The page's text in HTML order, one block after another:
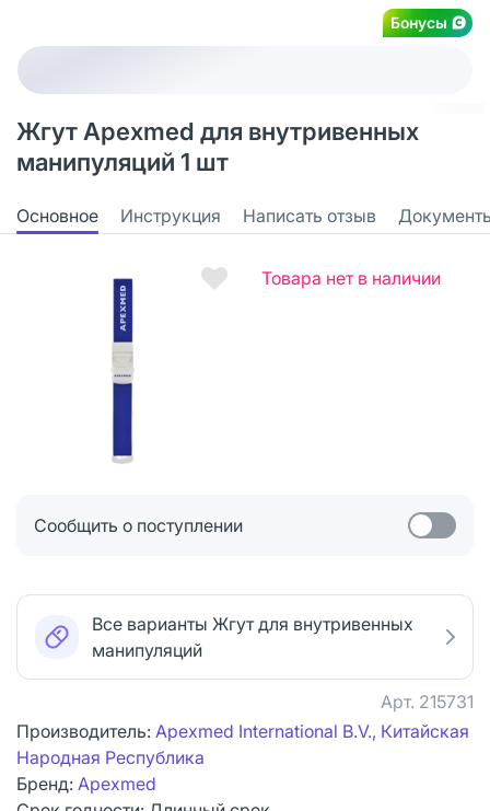
Бонусы
Жгут Apexmed для внутривенных
манипуляций 1 шт
Основное Инструкция Написать отзыв
Товара нет в наличии
Сообщить о поступлении
Все варианты Жгут для внутривенных
манипуляций
Арт. 215731
Производитель: Apexmed International B.V., Китайская
Народная Республика
Бренд: Apexmed